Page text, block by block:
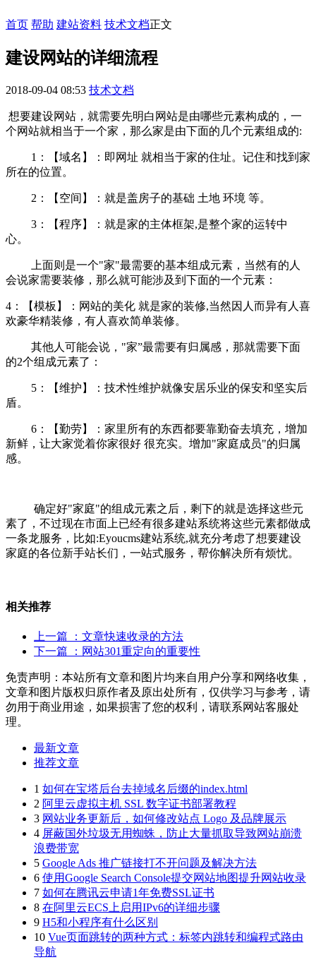
首页 帮助 建站资料 技术文档正文
建设网站的详细流程
2018-09-04 08:53 技术文档
想要建设网站，就需要先明白网站是由哪些元素构成的，一
个网站就相当于一个家，那么家是由下面的几个元素组成的:
1：【域名】：即网址 就相当于家的住址。记住和找到家
所在的位置。
2：【空间】：就是盖房子的基础 土地 环境 等。
3：【程序】：就是家的主体框架,是整个家的运转中
心。
上面则是一个"家"最需要的基本组成元素，当然有的人
会说家需要装修，那么就可能涉及到下面的一个元素：
4：【模板】：网站的美化 就是家的装修,当然因人而异有人喜
欢豪华精装修，有人喜欢简单装修。
其他人可能会说，"家”最需要有归属感，那就需要下面
的2个组成元素了：
5：【维护】：技术性维护就像安居乐业的保安和坚实后
盾。
6：【勤劳】：家里所有的东西都要靠勤奋去填充，增加
新鲜，让大家觉着你家很好 很充实。增加"家庭成员"的归属
感。
确定好"家庭"的组成元素之后，剩下的就是选择这些元
素了，不过现在市面上已经有很多建站系统将这些元素都做成
一条龙服务，比如:Eyoucms建站系统,就充分考虑了想要建设
家庭的各位新手站长们，一站式服务，帮你解决所有烦忧。
相关推荐
上一篇
：文章快速收录的方法
下一篇
：网站301重定向的重要性
免责声明：本站所有文章和图片均来自用户分享和网络收集，
文章和图片版权归原作者及原出处所有，仅供学习与参考，请
勿用于商业用途，如果损害了您的权利，请联系网站客服处
理。
最新文章
推荐文章
1 如何在宝塔后台去掉域名后缀的index.html
2 阿里云虚拟主机 SSL 数字证书部署教程
3 网站业务更新后，如何修改站点 Logo 及品牌展示
4 屏蔽国外垃圾无用蜘蛛，防止大量抓取导致网站崩溃
浪费带宽
5 Google Ads 推广链接打不开问题及解决方法
6 使用Google Search Console提交网站地图提升网站收录
7 如何在腾讯云申请1年免费SSL证书
8 在阿里云ECS上启用IPv6的详细步骤
9 H5和小程序有什么区别
10 Vue页面跳转的两种方式：标签内跳转和编程式路由
导航